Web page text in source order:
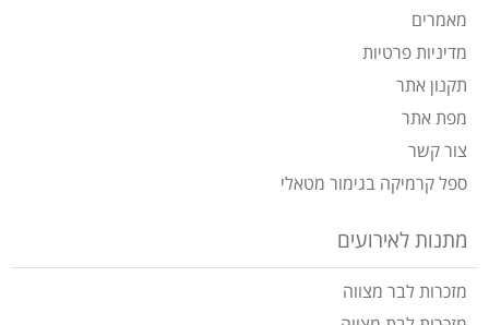
מאמרים
מדיניות פרטיות
תקנון אתר
מפת אתר
צור קשר
ספל קרמיקה בגימור מטאלי
מתנות לאירועים
מזכרות לבר מצווה